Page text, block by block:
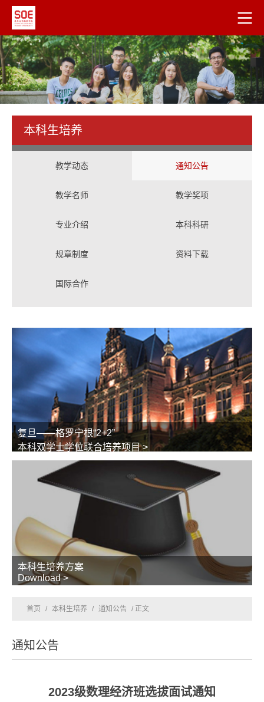
本科生培养
教学动态 通知公告
教学名师 教学奖项
专业介绍 本科科研
规章制度 资料下载
国际合作
复旦——格罗宁根“2+2”
本科双学士学位联合培养项目 >
本科生培养方案
Download >
首页 / 本科生培养 / 通知公告 / 正文
通知公告
2023级数理经济班选拔面试通知